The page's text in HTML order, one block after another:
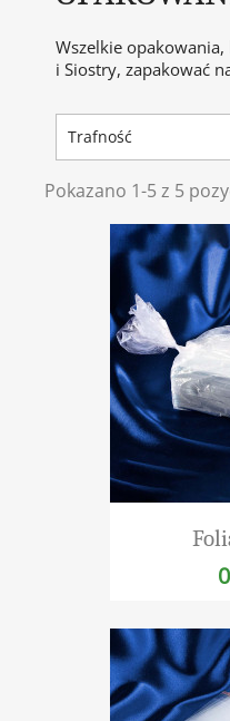
Wszelkie
i Siostry, zapakować
Trafność
Pokazano 1-5 z 5